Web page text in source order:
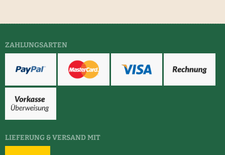
ZAHLUNGSARTEN
LIEFERUNG & VERSAND MIT